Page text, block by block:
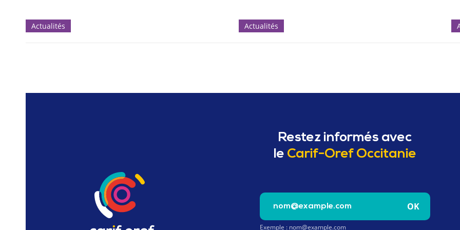
Actualités Actualités
Restez informés avec
le Carif-Oref Occitanie
Saisissez votre e-mail pour vous inscrire à la
Exemple : nom@example.com
OK